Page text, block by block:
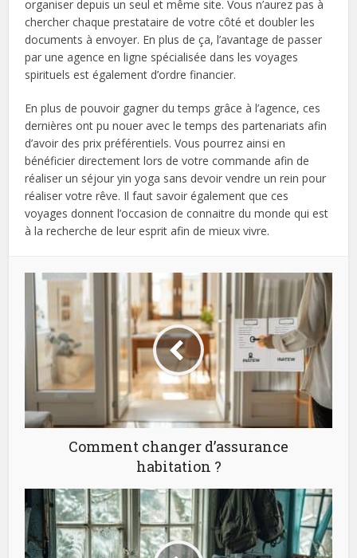
organiser depuis un seul et même site. Vous n’aurez pas à
chercher chaque prestataire de votre côté et doubler les
documents à envoyer. En plus de ça, l’avantage de passer
par une agence en ligne spécialisée dans les voyages
spirituels est également d’ordre financier.
En plus de pouvoir gagner du temps grâce à l’agence, ces
dernières ont pu nouer avec le temps des partenariats afin
d’avoir des prix préférentiels. Vous pourrez ainsi en
bénéficier directement lors de votre commande afin de
réaliser un séjour yin yoga sans devoir vendre un rein pour
réaliser votre rêve. Il faut savoir également que ces
voyages donnent l’occasion de connaitre du monde qui est
à la recherche de leur esprit afin de mieux vivre.
Comment changer d’assurance
habitation ?